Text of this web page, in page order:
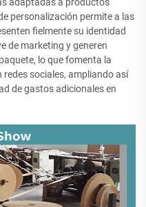
personalización permite a las
fielmente su identidad
de marketing y generen
lo que fomenta la
redes sociales, ampliando así
de gastos adicionales en